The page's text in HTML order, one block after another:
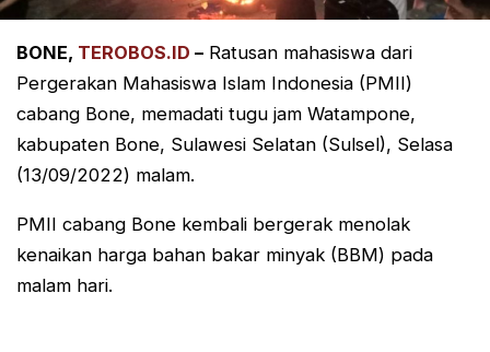
BONE, TEROBOS.ID – Ratusan mahasiswa dari
Pergerakan Mahasiswa Islam Indonesia (PMII)
cabang Bone, memadati tugu jam Watampone,
kabupaten Bone, Sulawesi Selatan (Sulsel), Selasa
(13/09/2022) malam.
PMII cabang Bone kembali bergerak menolak
kenaikan harga bahan bakar minyak (BBM) pada
malam hari.